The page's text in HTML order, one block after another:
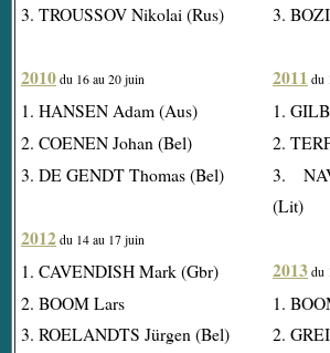
3. TROUSSOV Nikolai (Rus)
2010 du 16 au 20 juin
1. HANSEN Adam (Aus)
2. COENEN Johan (Bel)
3. DE GENDT Thomas (Bel)
2012 du 14 au 17 juin
1. CAVENDISH Mark (Gbr)
2. BOOM Lars
3. ROELANDTS Jürgen (Bel)
3.
2011 du
1.
2.
3.
(Lit)
2013 du
1.
2.